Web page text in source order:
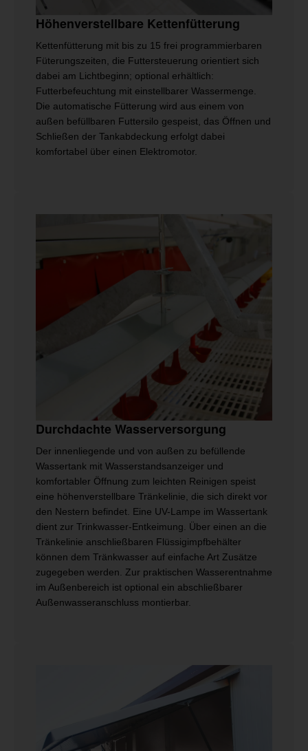
Höhenverstellbare Kettenfütterung
Kettenfütterung mit bis zu 15 frei programmierbaren
Füterungszeiten, die Futtersteuerung orientiert sich
dabei am Lichtbeginn; optional erhältlich:
Futterbefeuchtung mit einstellbarer Wassermenge.
Die automatische Fütterung wird aus einem von
außen befüllbaren Futtersilo gespeist, das Öffnen und
Schließen der Tankabdeckung erfolgt dabei
komfortabel über einen Elektromotor.
Durchdachte Wasserversorgung
Der innenliegende und von außen zu befüllende
Wassertank mit Wasserstandsanzeiger und
komfortabler Öffnung zum leichten Reinigen speist
eine höhenverstellbare Tränkelinie, die sich direkt vor
den Nestern befindet. Eine UV-Lampe im Wassertank
dient zur Trinkwasser-Entkeimung. Über einen an die
Tränkelinie anschließbaren Flüssigimpfbehälter
können dem Tränkwasser auf einfache Art Zusätze
zugegeben werden. Zur praktischen Wasserentnahme
im Außenbereich ist optional ein abschließbarer
Außenwasseranschluss montierbar.